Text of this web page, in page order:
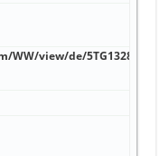
view/de/5TG1328-